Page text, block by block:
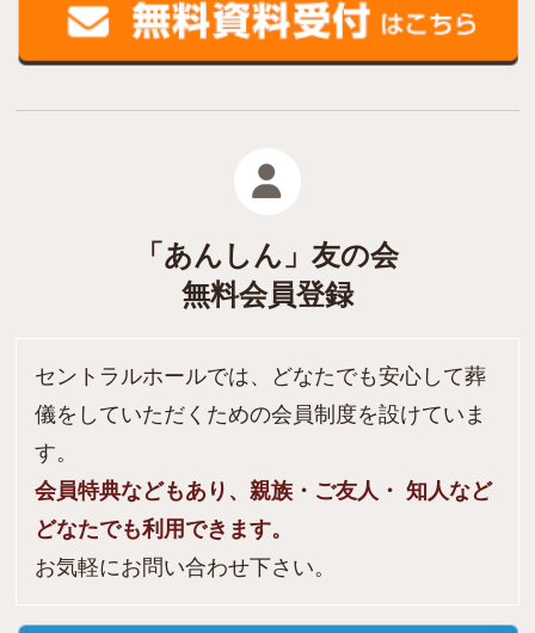
「あんしん」友の会
無料会員登録
セントラルホールでは、どなたでも安心して葬
儀をしていただくための会員制度を設けていま
す。
会員特典などもあり、親族・ご友人・ 知人など
どなたでも利用できます。
お気軽にお問い合わせ下さい。